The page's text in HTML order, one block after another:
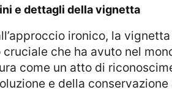
e dettagli della vignetta
cruciale che ha avuto nel
come un atto di
e della conservazione